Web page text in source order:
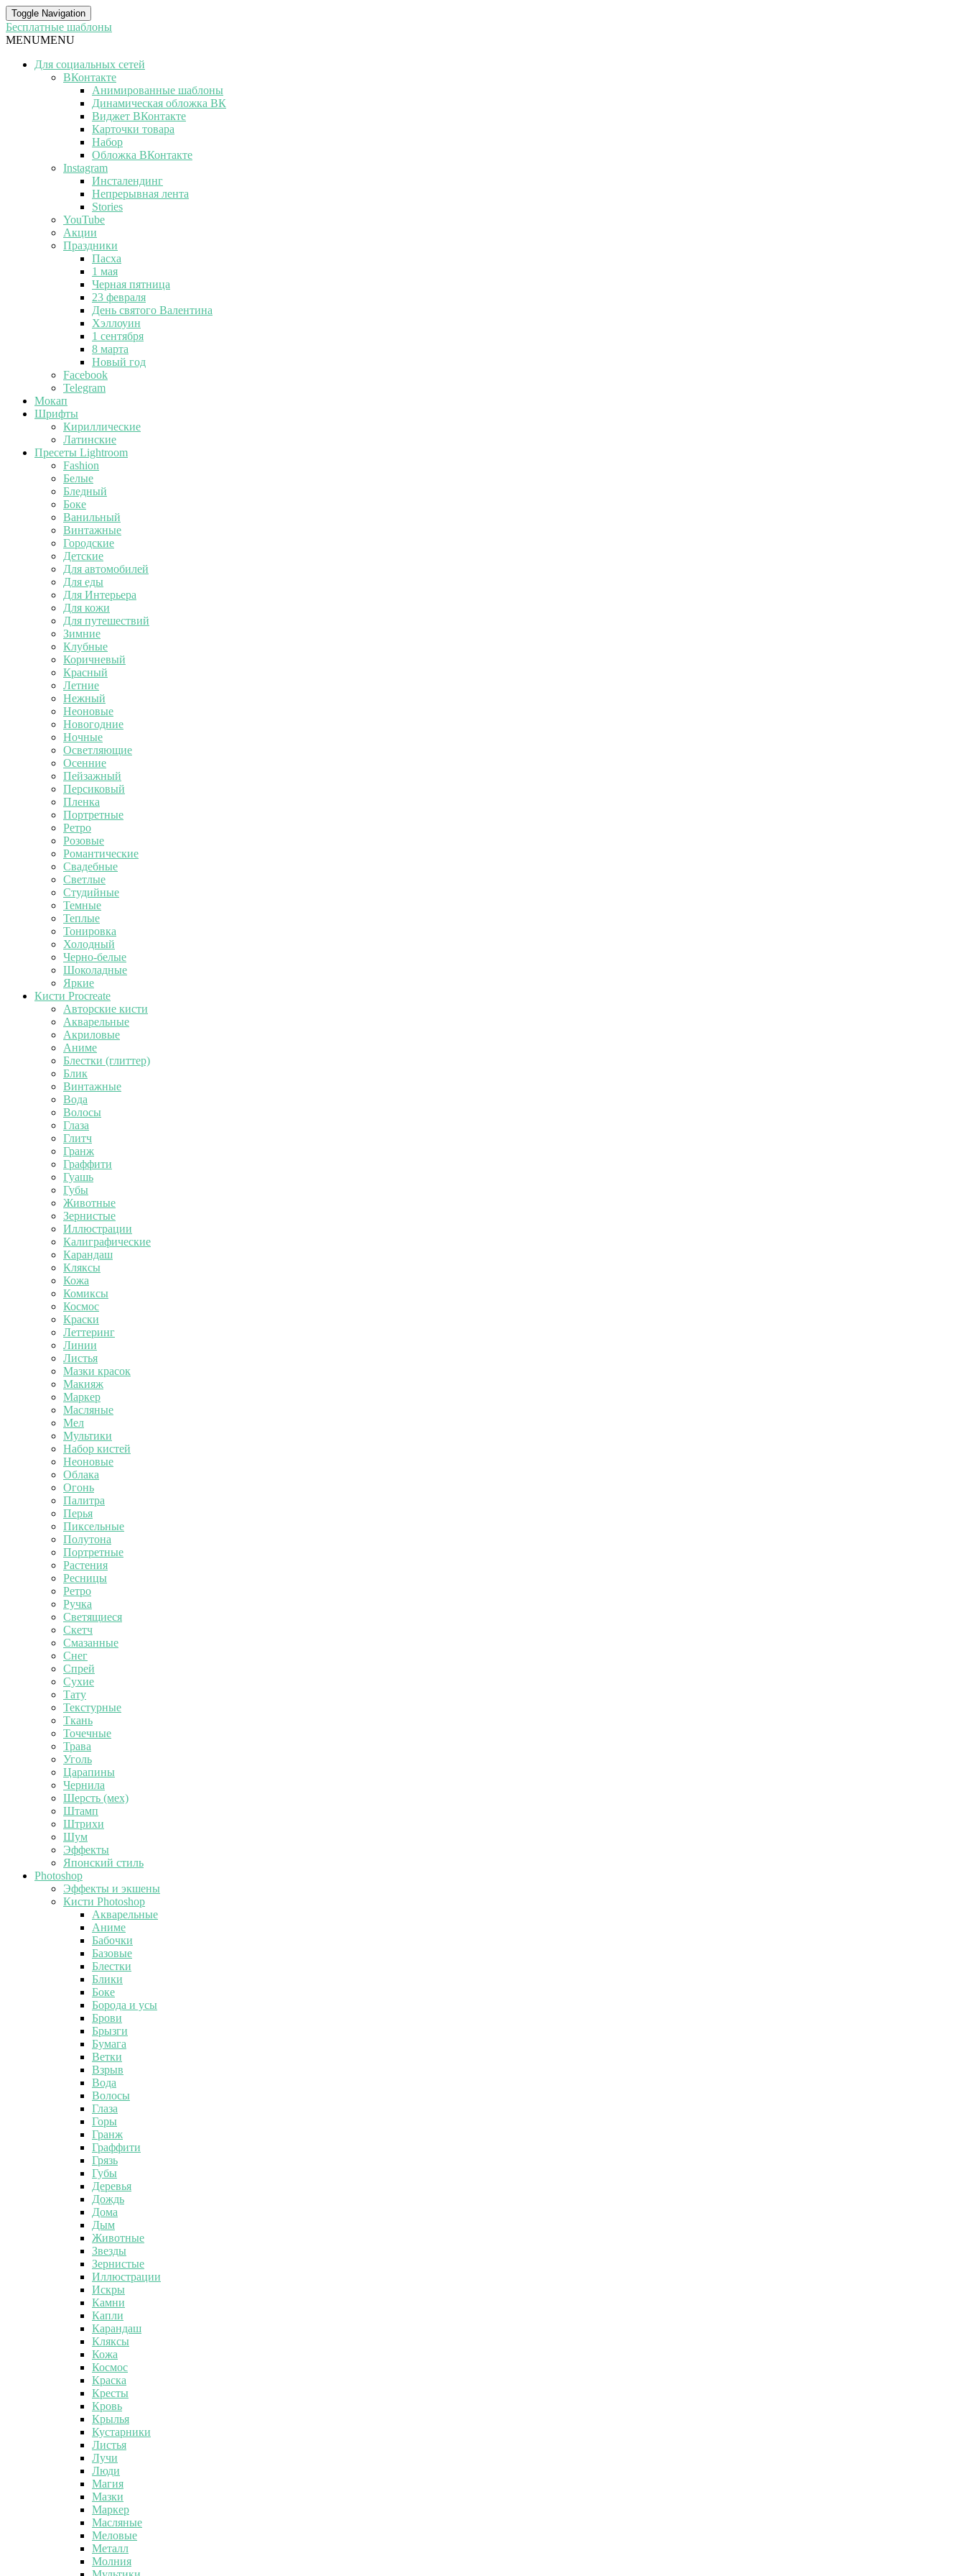
Toggle Navigation
Бесплатные шаблоны
MENUMENU
Для социальных сетей
ВКонтакте
Анимированные шаблоны
Динамическая обложка ВК
Виджет ВКонтакте
Карточки товара
Набор
Обложка ВКонтакте
Instagram
Инсталендинг
Непрерывная лента
Stories
YouTube
Акции
Праздники
Пасха
1 мая
Черная пятница
23 февраля
День святого Валентина
Хэллоуин
1 сентября
8 марта
Новый год
Facebook
Telegram
Мокап
Шрифты
Кириллические
Латинские
Пресеты Lightroom
Fashion
Белые
Бледный
Боке
Ванильный
Винтажные
Городские
Детские
Для автомобилей
Для еды
Для Интерьера
Для кожи
Для путешествий
Зимние
Клубные
Коричневый
Красный
Летние
Нежный
Неоновые
Новогодние
Ночные
Осветляющие
Осенние
Пейзажный
Персиковый
Пленка
Портретные
Ретро
Розовые
Романтические
Свадебные
Светлые
Студийные
Темные
Теплые
Тонировка
Холодный
Черно-белые
Шоколадные
Яркие
Кисти Procreate
Авторские кисти
Акварельные
Акриловые
Аниме
Блестки (глиттер)
Блик
Винтажные
Вода
Волосы
Глаза
Глитч
Гранж
Граффити
Гуашь
Губы
Животные
Зернистые
Иллюстрации
Калиграфические
Карандаш
Кляксы
Кожа
Комиксы
Космос
Краски
Леттеринг
Линии
Листья
Мазки красок
Макияж
Маркер
Масляные
Мел
Мультики
Набор кистей
Неоновые
Облака
Огонь
Палитра
Перья
Пиксельные
Полутона
Портретные
Растения
Ресницы
Ретро
Ручка
Светящиеся
Скетч
Смазанные
Снег
Спрей
Сухие
Тату
Текстурные
Ткань
Точечные
Трава
Уголь
Царапины
Чернила
Шерсть (мех)
Штамп
Штрихи
Шум
Эффекты
Японский стиль
Photoshop
Эффекты и экшены
Кисти Photoshop
Акварельные
Аниме
Бабочки
Базовые
Блестки
Блики
Боке
Борода и усы
Брови
Брызги
Бумага
Ветки
Взрыв
Вода
Волосы
Глаза
Горы
Гранж
Граффити
Грязь
Губы
Деревья
Дождь
Дома
Дым
Животные
Звезды
Зернистые
Иллюстрации
Искры
Камни
Капли
Карандаш
Кляксы
Кожа
Космос
Краска
Кресты
Кровь
Крылья
Кустарники
Листья
Лучи
Люди
Магия
Мазки
Маркер
Масляные
Меловые
Металл
Молния